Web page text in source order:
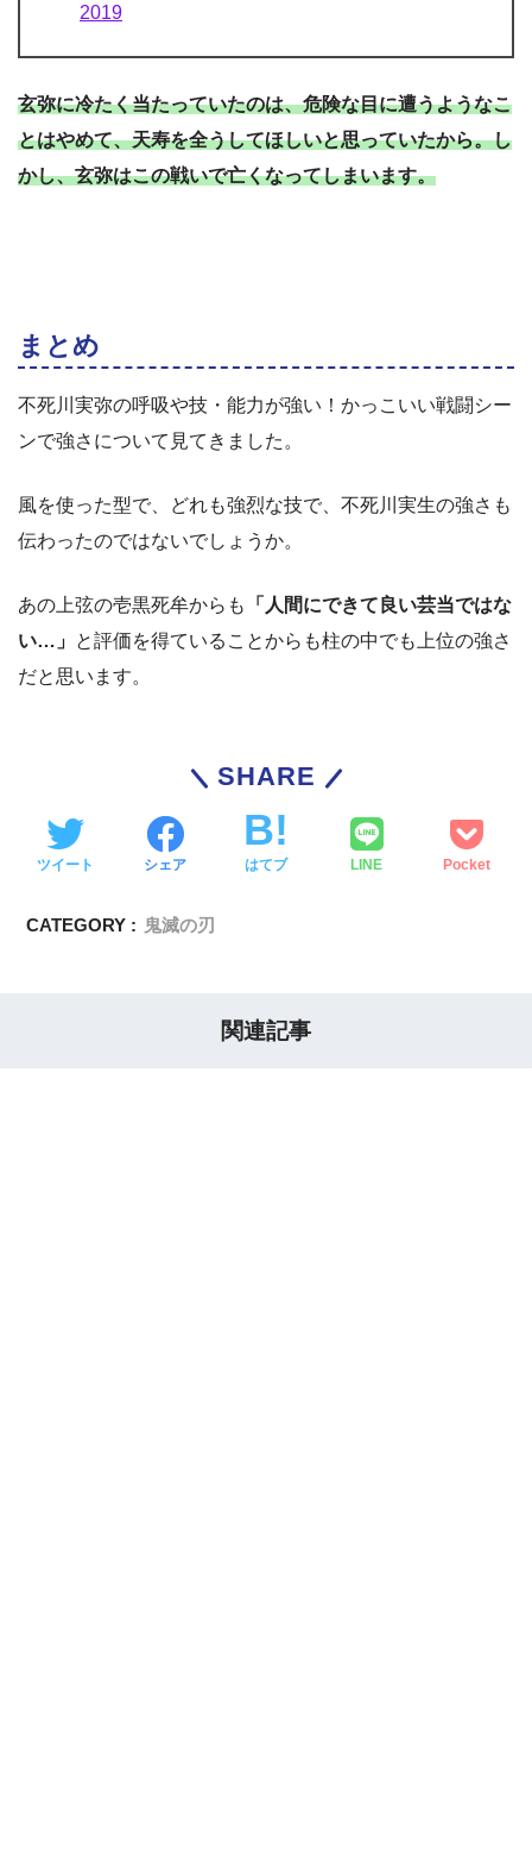
2019
玄弥に冷たく当たっていたのは、危険な目に遭うようなこ
とはやめて、天寿を全うしてほしいと思っていたから。し
かし、玄弥はこの戦いで亡くなってしまいます。
まとめ
不死川実弥の呼吸や技・能力が強い！かっこいい戦闘シー
ンで強さについて見てきました。
風を使った型で、どれも強烈な技で、不死川実生の強さも
伝わったのではないでしょうか。
あの上弦の壱黒死牟からも
「人間にできて良い芸当ではな
い…」 と評価を得ていることからも柱の中でも上位の強さ
だと思います。
SHARE
ツイート シェア はてブ LINE Pocket
CATEGORY : 鬼滅の刃
関連記事